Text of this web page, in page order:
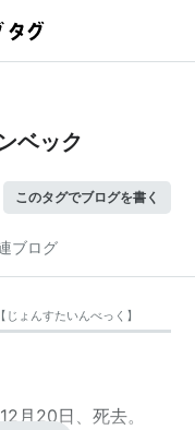
ベック
このタグでブログを書く
ブログ
【 じょんすたいんべっく 】
月20日、死去。